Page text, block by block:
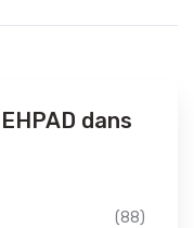
dans
(88)